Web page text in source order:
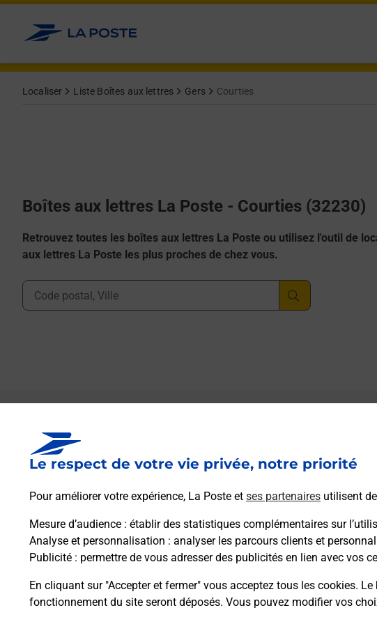
Le respect de votre vie privée, notre priorité
Pour améliorer votre expérience, La Poste et ses partenaires utilisent
Mesure d’audience : établir des statistiques complémentaires sur
Analyse et personnalisation : analyser les parcours clients et
Publicité : permettre de vous adresser des publicités en lien avec vos
En cliquant sur "Accepter et fermer" vous acceptez tous les cookies.
fonctionnement du site seront déposés. Vous pouvez modifier vos
Allez au contenu
Localiser Liste Boîtes aux lettres Gers Courties
Boîtes aux lettres La Poste - Courties (32230)
Retrouvez toutes les boîtes aux lettres La Poste ou utilisez l'outil de
aux lettres La Poste les plus proches de chez vous.
Ville, Département, Code Postal
Boîte aux lettres La Poste
Prochaine collecte du courrier lundià 09h30
Ancienne Ecole
Itinéraire